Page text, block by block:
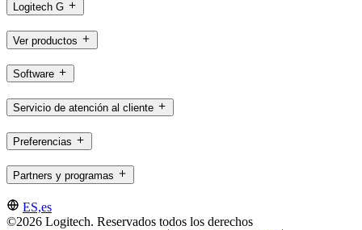
Logitech G
Ver productos
Software
Servicio de atención al cliente
Preferencias
Partners y programas
ES,es
©2026 Logitech. Reservados todos los derechos